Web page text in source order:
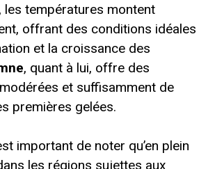
, les températures montent
offrant des conditions idéales
et la croissance des
, quant à lui, offre des
et suffisamment de
premières gelées.
important de noter qu’en plein
les régions sujettes aux